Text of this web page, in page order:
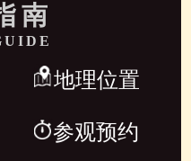
南
地理位置
参观预约